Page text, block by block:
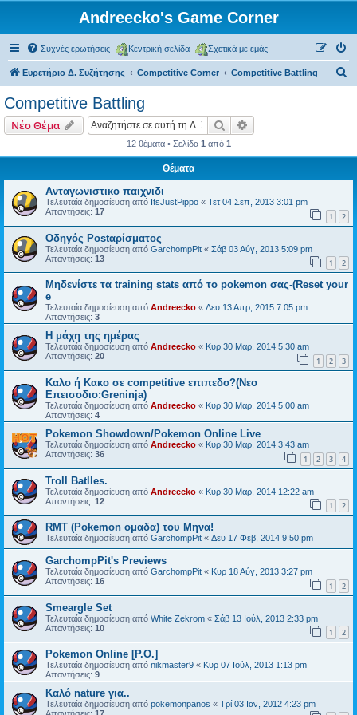
Andreecko's Game Corner
Συχνές ερωτήσεις Κεντρική σελίδα Σχετικά με εμάς
Ευρετήριο Δ. Συζήτησης Competitive Corner Competitive Battling
η
Competitive Battling
Νέο Θέμα Αναζήτηση
12 θέματα • Σελίδα 1 από 1
Θέματα
Ανταγωνιστικο παιχνιδι
Τελευταία δημοσίευση από ItsJustPippo « Τετ 04 Σεπ, 2013 3:01 pm
Απαντήσεις: 17 1 2
Οδηγός Postαρίσματος
Τελευταία δημοσίευση από GarchompPit « Σάβ 03 Αύγ, 2013 5:09 pm
Απαντήσεις: 13 1 2
Μηδενίστε τα training stats από το pokemon σας-(Reset your
e
Τελευταία δημοσίευση από Andreecko « Δευ 13 Απρ, 2015 7:05 pm
Απαντήσεις: 3
Η μάχη της ημέρας
Τελευταία δημοσίευση από Andreecko « Κυρ 30 Μαρ, 2014 5:30 am
Απαντήσεις: 20 1 2 3
Καλο ή Κακο σε competitive επιπεδο?(Nεο
Επεισοδιο:Greninja)
Τελευταία δημοσίευση από Andreecko « Κυρ 30 Μαρ, 2014 5:00 am
Απαντήσεις: 4
Pokemon Showdown/Pokemon Online Live
Τελευταία δημοσίευση από Andreecko « Κυρ 30 Μαρ, 2014 3:43 am
Απαντήσεις: 36 1 2 3 4
Troll Batlles.
Τελευταία δημοσίευση από Andreecko « Κυρ 30 Μαρ, 2014 12:22 am
Απαντήσεις: 12 1 2
RMT (Pokemon ομαδα) του Μηνα!
Τελευταία δημοσίευση από GarchompPit « Δευ 17 Φεβ, 2014 9:50 pm
GarchompPit's Previews
Τελευταία δημοσίευση από GarchompPit « Κυρ 18 Αύγ, 2013 3:27 pm
Απαντήσεις: 16 1 2
Smeargle Set
Τελευταία δημοσίευση από White Zekrom « Σάβ 13 Ιούλ, 2013 2:33 pm
Απαντήσεις: 10 1 2
Pokemon Online [P.O.]
Τελευταία δημοσίευση από nikmaster9 « Κυρ 07 Ιούλ, 2013 1:13 pm
Απαντήσεις: 9
Καλό nature για..
Τελευταία δημοσίευση από pokemonpanos « Τρί 03 Ιαν, 2012 4:23 pm